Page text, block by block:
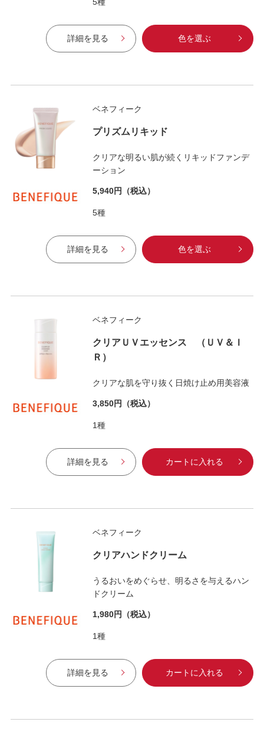
詳細を見る 色を選ぶ
ベネフィーク
プリズムリキッド
クリアな明るい肌が続くリキッドファンデ
ーション
5,940円 （税込）
5種
詳細を見る 色を選ぶ
ベネフィーク
クリアＵＶエッセンス （ＵＶ＆Ｉ
Ｒ）
クリアな肌を守り抜く日焼け止め用美容液
3,850円 （税込）
1種
詳細を見る カートに入れる
ベネフィーク
クリアハンドクリーム
うるおいをめぐらせ、明るさを与えるハン
ドクリーム
1,980円 （税込）
1種
詳細を見る カートに入れる